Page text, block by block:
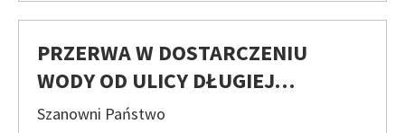
PRZERWA W DOSTARCZENIU
WODY OD ULICY DŁUGIEJ…
Szanowni Państwo